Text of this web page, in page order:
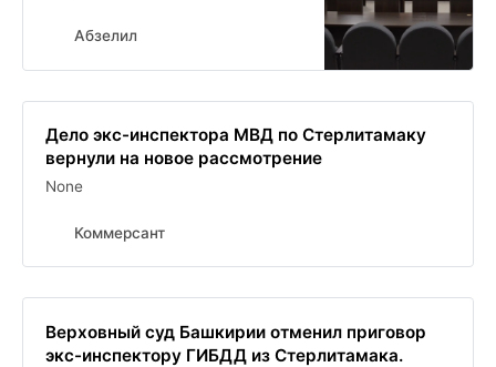
Абзелил
Дело экс-инспектора МВД по Стерлитамаку
вернули на новое рассмотрение
None
Коммерсант
Верховный суд Башкирии отменил приговор
экс-инспектору ГИБДД из Стерлитамака.